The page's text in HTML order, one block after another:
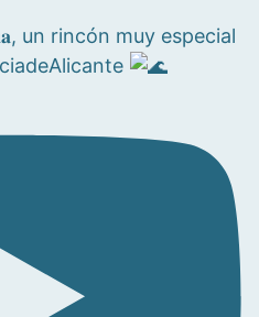
un rincón muy especial